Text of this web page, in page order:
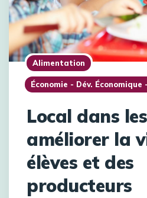
Alimentation
Économie - Dév. Économique
Local dans
améliorer la
élèves et des
producteurs